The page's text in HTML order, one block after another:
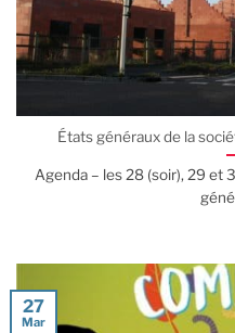
États généraux de la
Agenda – les 28 (soir), 29 et
27
Mar